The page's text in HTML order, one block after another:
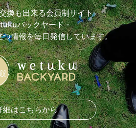
換も出来る会員制サイト
バックヤード -
情報を毎日発信しています。
細はこちらから